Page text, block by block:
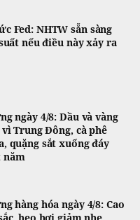
Fed: NHTW sẵn sàng
nếu điều này xảy ra
ngày 4/8: Dầu và vàng
Trung Đông, cà phê
quặng sắt xuống đáy
năm
hàng hóa ngày 4/8: Cao
heo hơi giảm nhẹ